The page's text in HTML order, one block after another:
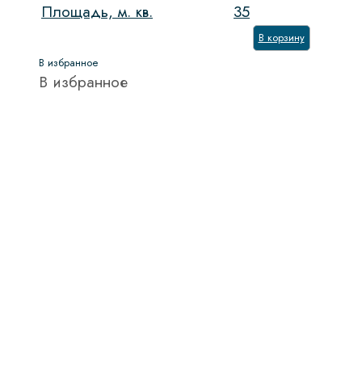
Площадь, м. кв.
35
В корзину
В избранное
В избранное